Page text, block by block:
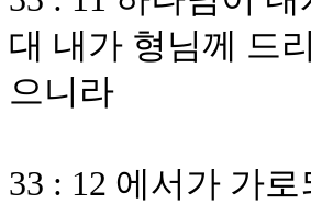
대 내가 형님께 드
으니라
33 : 12 에서가 가